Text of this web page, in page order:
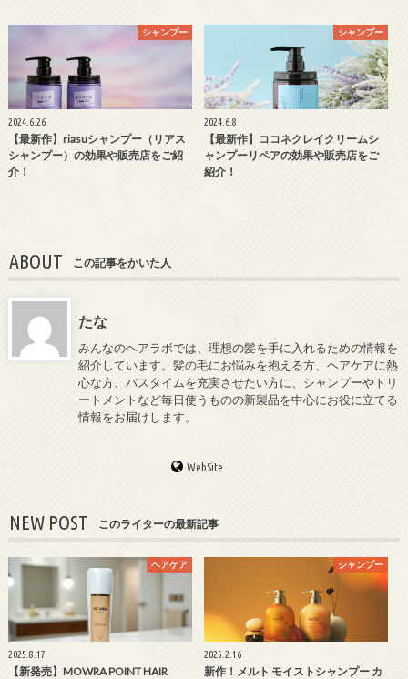
シャンプー
2024.6.26
【最新作】riasuシャンプー（リアス
シャンプー）の効果や販売店をご紹
介！
シャンプー
2024.6.8
【最新作】ココネクレイクリームシ
ャンプーリペアの効果や販売店をご
紹介！
ABOUT この記事をかいた人
たな
みんなのヘアラボでは、理想の髪を手に入れるための情報を
紹介しています。髪の毛にお悩みを抱える方、ヘアケアに熱
心な方、バスタイムを充実させたい方に、シャンプーやトリ
ートメントなど毎日使うものの新製品を中心にお役に立てる
情報をお届けします。
WebSite
NEW POST このライターの最新記事
ヘアケア
2025.8.17
【新発売】MOWRA POINT HAIR
シャンプー
2025.2.16
新作！メルト モイストシャンプー カ